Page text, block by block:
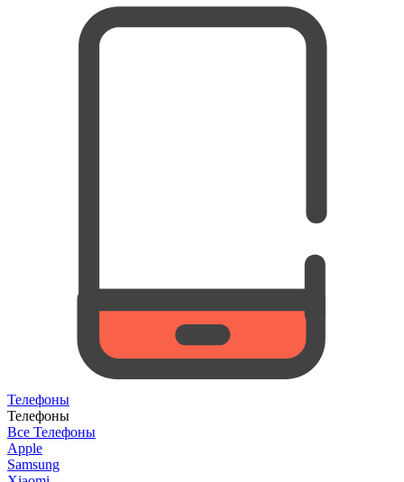
Телефоны
Телефоны
Все Телефоны
Apple
Samsung